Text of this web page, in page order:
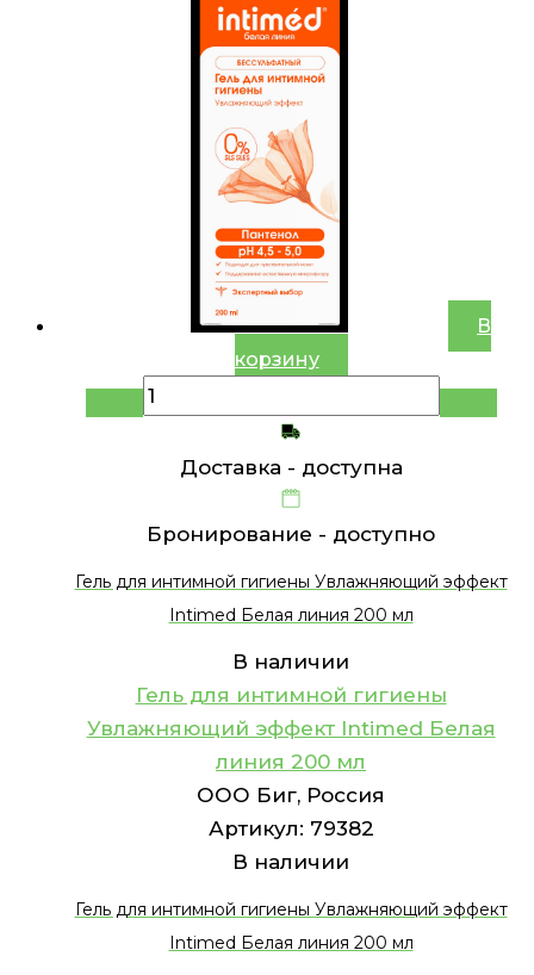
В
корзину
Доставка - доступна
Бронирование - доступно
Гель для интимной гигиены Увлажняющий эффект
Intimed Белая линия 200 мл
В наличии
Гель для интимной гигиены
Увлажняющий эффект Intimed Белая
линия 200 мл
ООО Биг, Россия
Артикул: 79382
В наличии
Гель для интимной гигиены Увлажняющий эффект
Intimed Белая линия 200 мл